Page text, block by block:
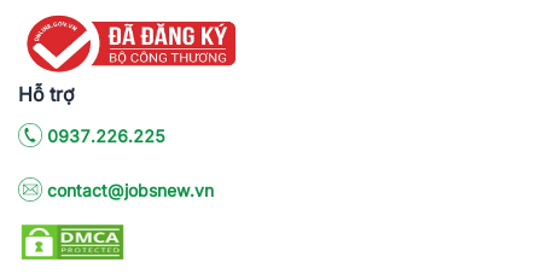
Hỗ trợ
0937.226.225
contact@jobsnew.vn